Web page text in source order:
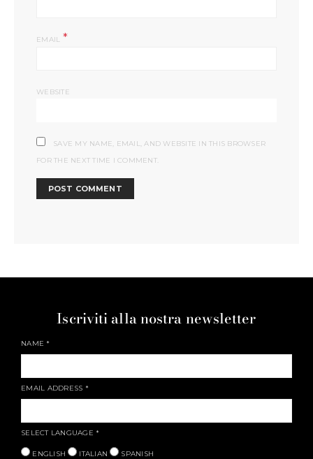
EMAIL *
WEBSITE
SAVE MY NAME, EMAIL, AND WEBSITE IN THIS BROWSER
FOR THE NEXT TIME I COMMENT.
Iscriviti alla nostra newsletter
NAME*
EMAIL ADDRESS *
SELECT LANGUAGE *
ENGLISH ITALIAN SPANISH